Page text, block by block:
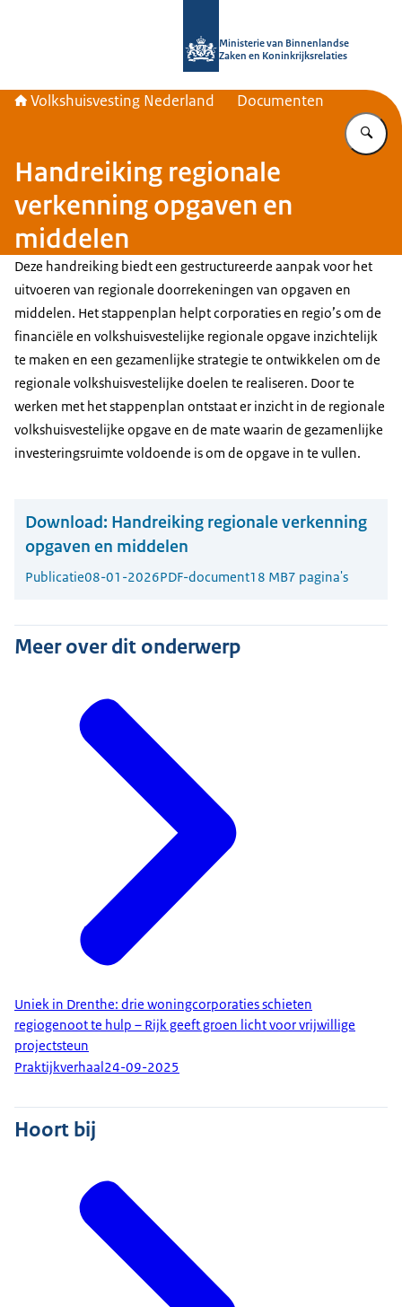
Ministerie van Binnenlandse
Zaken en Koninkrijksrelaties
Volkshuisvesting Nederland Documenten
Handreiking regionale
verkenning opgaven en
middelen
Deze handreiking biedt een gestructureerde aanpak voor het
uitvoeren van regionale doorrekeningen van opgaven en
middelen. Het stappenplan helpt corporaties en regio’s om de
financiële en volkshuisvestelijke regionale opgave inzichtelijk
te maken en een gezamenlijke strategie te ontwikkelen om de
regionale volkshuisvestelijke doelen te realiseren. Door te
werken met het stappenplan ontstaat er inzicht in de regionale
volkshuisvestelijke opgave en de mate waarin de gezamenlijke
investeringsruimte voldoende is om de opgave in te vullen.
Download: Handreiking regionale verkenning
opgaven en middelen
Publicatie08-01-2026PDF-document18 MB7 pagina's
Meer over dit onderwerp
Uniek in Drenthe: drie woningcorporaties schieten
regiogenoot te hulp – Rijk geeft groen licht voor vrijwillige
projectsteun
Praktijkverhaal24-09-2025
Hoort bij